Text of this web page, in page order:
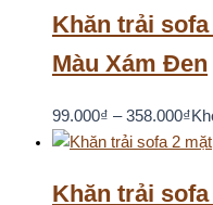
Khăn trải
Màu Xám Đen
99.000₫ – 358.000₫
Khăn trải